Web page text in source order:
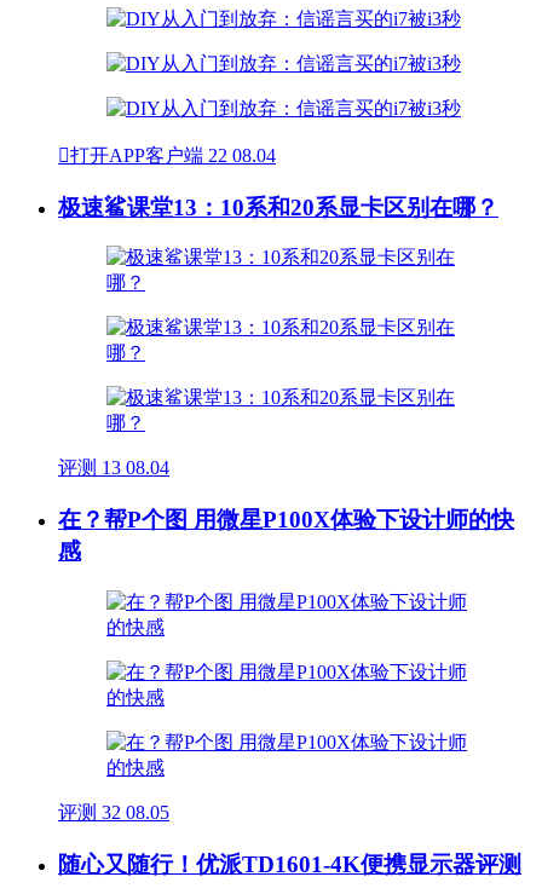
打开APP客户端 22 08.04
极速鲨课堂13：10系和20系显卡区别在哪？
评测 13 08.04
在？帮P个图 用微星P100X体验下设计师的快
感
评测 32 08.05
随心又随行！优派TD1601-4K便携显示器评测